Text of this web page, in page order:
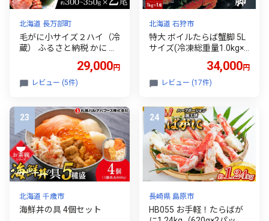
北海道 長万部町
毛がに小サイズ２ハイ（冷
蔵） ふるさと納税 かに カ
ボイル ゆでたて 冷蔵 鍋 パ
スタ かにめし 炊き込みご
無料 OSMA001
29,000円
レビュー (5件)
北海道 石狩市
特大 ボイルたらば蟹脚 5L
サイズ(冷凍総重量1.0kg×1
タラバガニ たらばがに 蟹
カニ かに 蟹足 カニ脚 大き
34,000円
レビュー (17件)
北海道 千歳市
海鮮丼の具 4個セット
長崎県 島原市
HB055 お手軽！たらばが